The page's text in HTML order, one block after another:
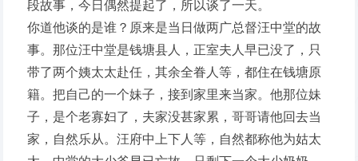
段故事，今日偶然提起了，所以谈了一天。
你道他谈的是谁？原来是当日做两广总督汪中堂的故
事。那位汪中堂是钱塘县人，正室夫人早已没了，只
带了两个姨太太赴任，其余全眷人等，都住在钱塘原
籍。把自己的一个妹子，接到家里来当家。他那位妹
子，是个老寡妇了，夫家没甚家累，哥哥请他回去当
家，自然乐从。汪府中上下人等，自然都称他为姑太